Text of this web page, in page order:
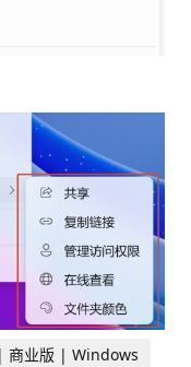
商业版 | Windows